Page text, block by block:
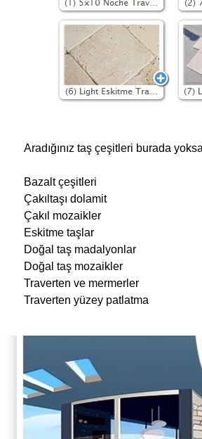
Aradığınız taş çeşitleri burada
Bazalt çeşitleri
Çakıltaşı dolamit
Çakıl mozaikler
Eskitme taşlar
Doğal taş madalyonlar
Doğal taş mozaikler
Traverten ve mermerler
Traverten yüzey patlatma